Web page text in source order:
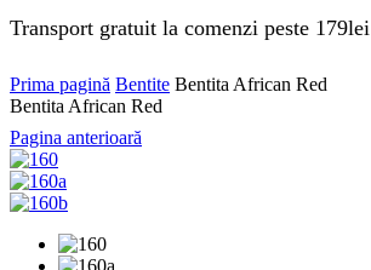
Transport gratuit la comenzi peste 179lei
Prima pagină Bentite Bentita African Red
Bentita African Red
Pagina anterioară